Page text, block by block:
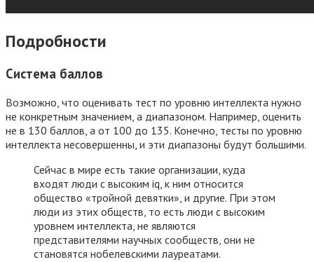
Подробности
Система баллов
Возможно, что оценивать тест по уровню интеллекта нужно
не конкретным значением, а диапазоном. Например, оценить
не в 130 баллов, а от 100 до 135. Конечно, тесты по уровню
интеллекта несовершенны, и эти диапазоны будут большими.
Сейчас в мире есть такие организации, куда
входят люди с высоким iq, к ним относится
общество «тройной девятки», и другие. При этом
люди из этих обществ, то есть люди с высоким
уровнем интеллекта, не являются
представителями научных сообществ, они не
становятся нобелевскими лауреатами.